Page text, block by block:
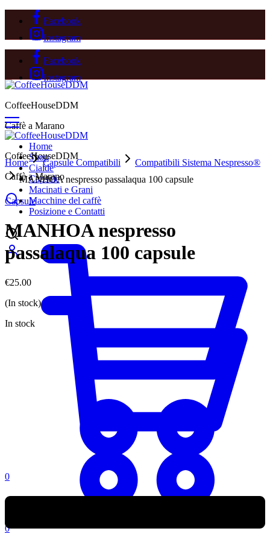
Facebook
Instagram
Facebook
Instagram
CoffeeHouseDDM
Caffè a Marano
Home
Shop
Cialde
Capsule
Macinati e Grani
Macchine del caffè
Posizione e Contatti
0
CoffeeHouseDDM
Caffè a Marano
0
Home Capsule Compatibili
Compatibili Sistema Nespresso®
MANHOA nespresso passalaqua 100 capsule
Capsule
MANHOA nespresso
passalaqua 100 capsule
€25.00
(In stock)
In stock